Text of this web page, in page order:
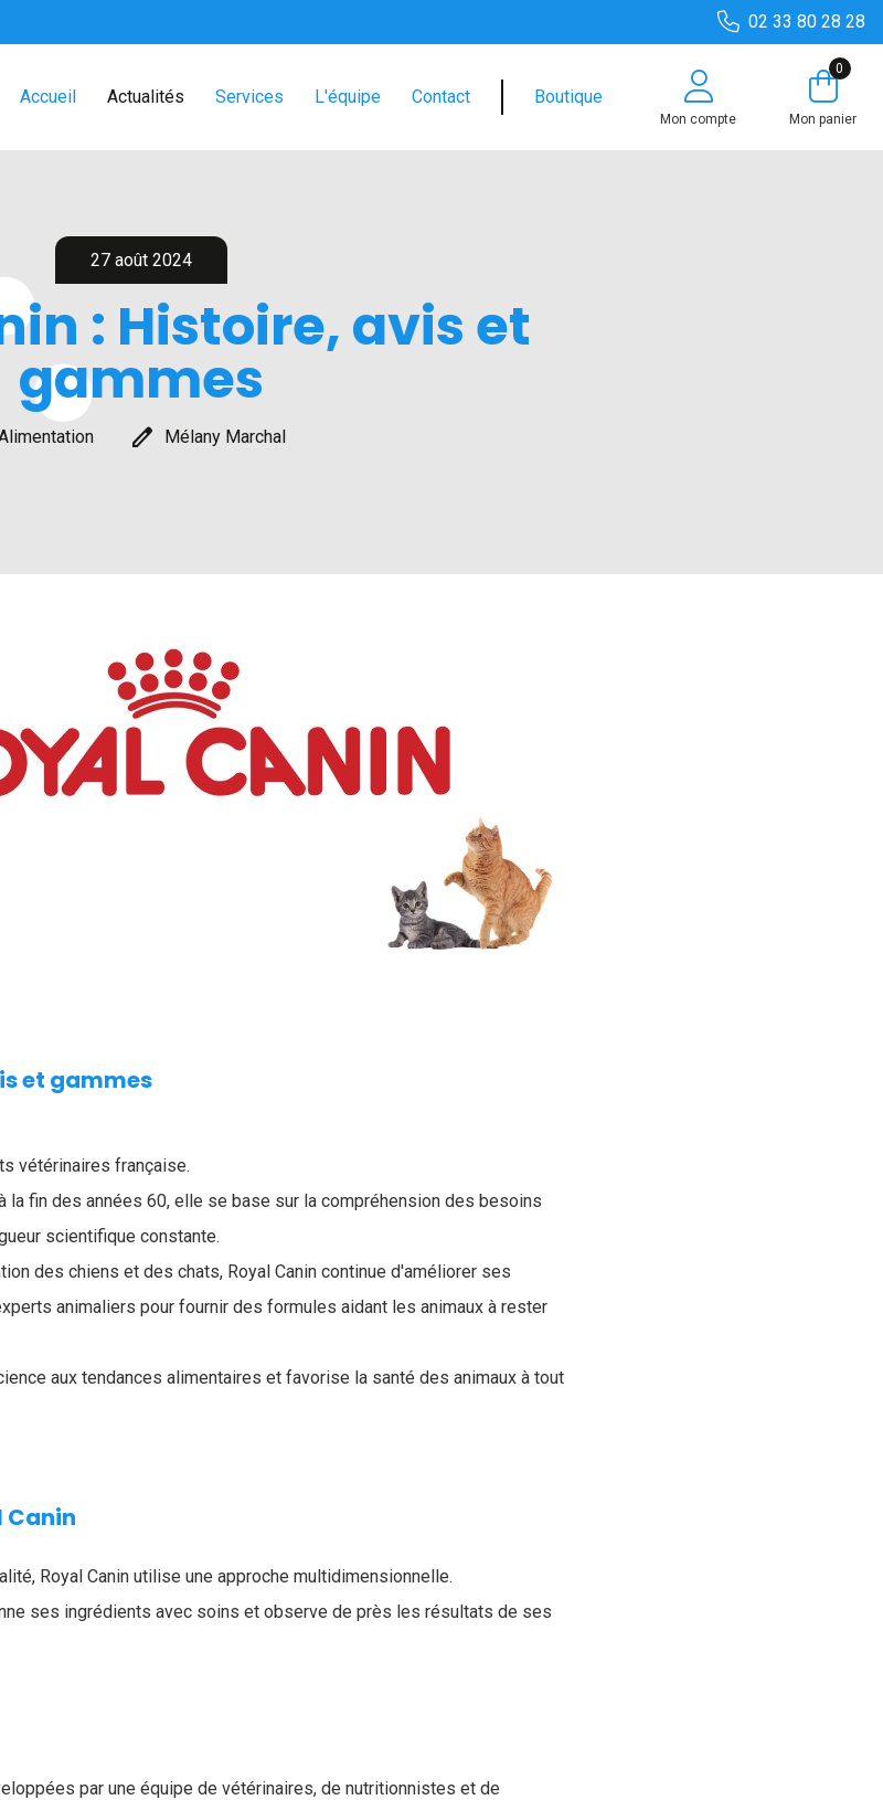
02 33 80 28 28
Accueil Actualités Services L'équipe Contact Boutique
Mon compte
0
Mon panier
27 août 2024
: Histoire, avis et
gammes
edit Mélany Marchal
et gammes
vétérinaires française.
la fin des années 60, elle se base sur la compréhension des besoins
scientifique constante.
des chiens et des chats, Royal Canin continue d'améliorer ses
animaliers pour fournir des formules aidant les animaux à rester
aux tendances alimentaires et favorise la santé des animaux à tout
Canin
Royal Canin utilise une approche multidimensionnelle.
ses ingrédients avec soins et observe de près les résultats de ses
par une équipe de vétérinaires, de nutritionnistes et de